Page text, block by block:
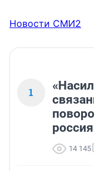
Новости СМИ2
1
14 145